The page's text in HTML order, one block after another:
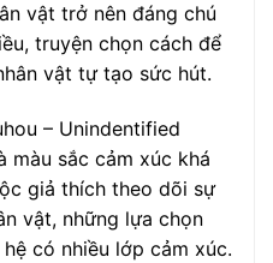
vật trở nên đáng chú
truyện chọn cách để
vật tự tạo sức hút.
– Unindentified
màu sắc cảm xúc khá
giả thích theo dõi sự
vật, những lựa chọn
có nhiều lớp cảm xúc.